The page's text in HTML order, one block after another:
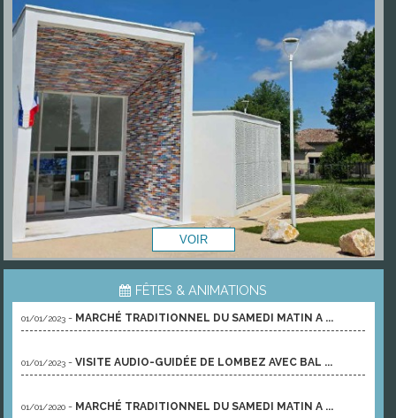
FÊTES & ANIMATIONS
01/01/2023 - MARCHÉ TRADITIONNEL DU SAMEDI MATIN A ...
01/01/2023 -VISITE AUDIO-GUIDÉE DE LOMBEZ AVEC BAL ...
01/01/2020 - MARCHÉ TRADITIONNEL DU SAMEDI MATIN A ...